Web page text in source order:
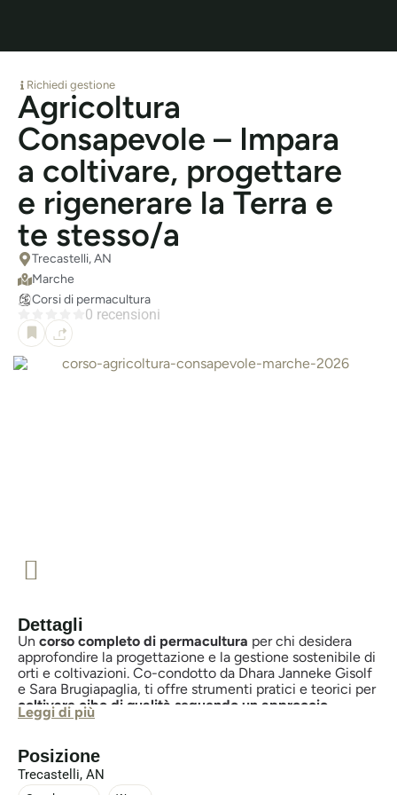
Richiedi gestione
Agricoltura
Consapevole – Impara
a coltivare, progettare
e rigenerare la Terra e
te stesso/a
Trecastelli, AN
Marche
Corsi di permacultura
0 recensioni
Dettagli
Un corso completo di permacultura per chi desidera
approfondire la progettazione e la gestione sostenibile di
orti e coltivazioni. Co-condotto da Dhara Janneke Gisolf
e Sara Brugiapaglia, ti offre strumenti pratici e teorici per
coltivare cibo di qualità seguendo un approccio
rigenerativo e sistemico
Il corso si svolge in quattro weekend tra
Varano(AN), con sessioni pratiche in diverse realtà
agricole, e include tutti i passaggi: dalla progettazione e
Leggi di più
Posizione
Trecastelli, AN